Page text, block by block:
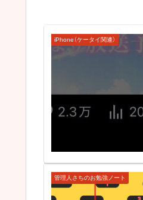
iPhone（ケータイ関連）
管理人さちのお勉強ノート